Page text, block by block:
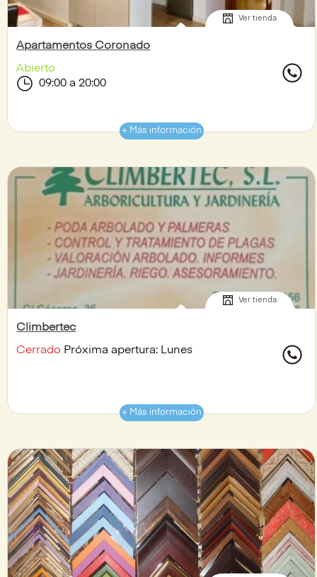
Ver tienda
Apartamentos Coronado
Abierto
09:00 a 20:00
+ Más información
Ver tienda
Climbertec
Cerrado Próxima apertura: Lunes
+ Más información